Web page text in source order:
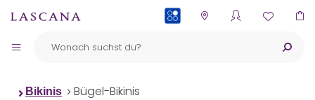
Bikinis Bügel-Bikinis